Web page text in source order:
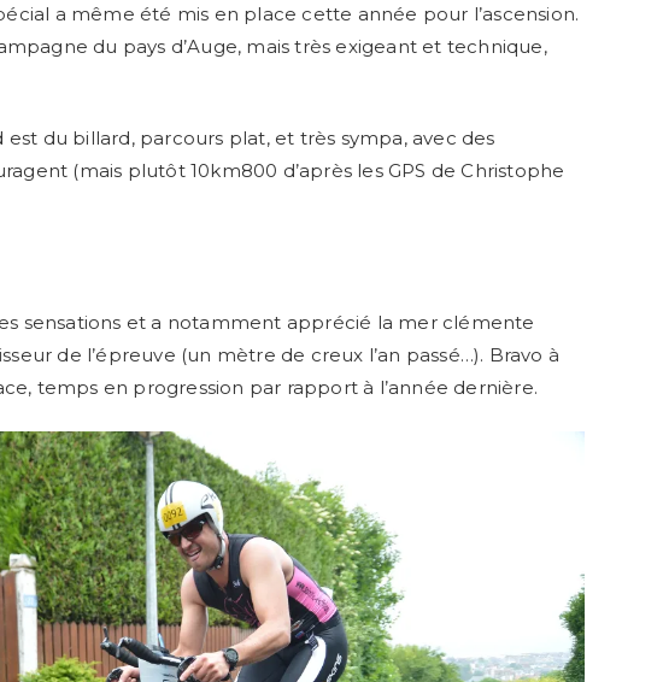
a même été mis en place cette année pour l’ascension.
du pays d’Auge, mais très exigeant et technique,
est du billard, parcours plat, et très sympa, avec des
(mais plutôt 10km800 d’après les GPS de Christophe
sensations et a notamment apprécié la mer clémente
de l’épreuve (un mètre de creux l’an passé…). Bravo à
temps en progression par rapport à l’année dernière.